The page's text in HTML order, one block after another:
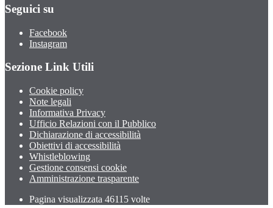
Seguici su
Facebook
Instagram
Sezione Link Utili
Cookie policy
Note legali
Informativa Privacy
Ufficio Relazioni con il Pubblico
Dichiarazione di accessibilità
Obiettivi di accessibilità
Whistleblowing
Gestione consensi cookie
Amministrazione trasparente
Pagina visualizzata 46115 volte